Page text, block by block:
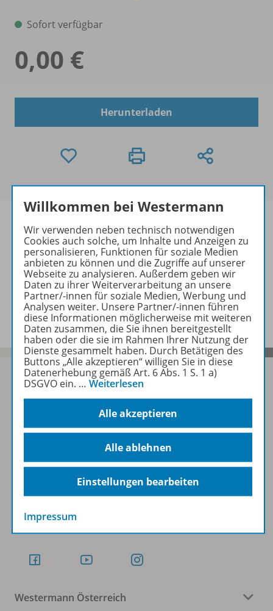
Sofort verfügbar
0,00 €
Herunterladen
Informationen
Video zu folgenden Werken
Zum Newsletter anmelden
Westermann Österreich
Willkommen bei Westermann
Wir verwenden neben technisch notwendigen
Cookies auch solche, um Inhalte und Anzeigen zu
personalisieren, Funktionen für soziale Medien
anbieten zu können und die Zugriffe auf unserer
Webseite zu analysieren. Außerdem geben wir
Daten zu ihrer Weiterverarbeitung an unsere
Partner/-innen für soziale Medien, Werbung und
Analysen weiter. Unsere Partner/-innen führen
diese Informationen möglicherweise mit weiteren
Daten zusammen, die Sie ihnen bereitgestellt
haben oder die sie im Rahmen Ihrer Nutzung der
Dienste gesammelt haben. Durch Betätigen des
Buttons „Alle akzeptieren“ willigen Sie in diese
Datenerhebung gemäß Art. 6 Abs. 1 S. 1 a)
DSGVO ein. … Weiterlesen
Alle akzeptieren
Alle ablehnen
Einstellungen bearbeiten
Impressum